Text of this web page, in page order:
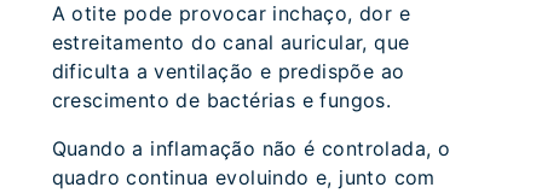
A otite pode provocar inchaço, dor e
estreitamento do canal auricular, que
dificulta a ventilação e predispõe ao
crescimento de bactérias e fungos.
Quando a inflamação não é controlada, o
quadro continua evoluindo e, junto com